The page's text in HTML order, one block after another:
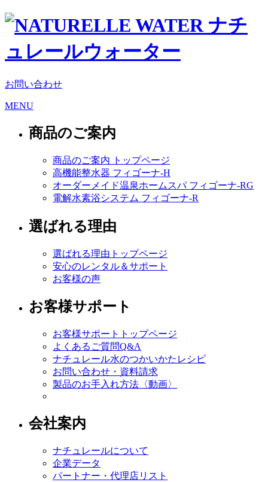
お問い合わせ
MENU
商品のご案内
商品のご案内 トップページ
高機能整水器 フィゴーナ-H
オーダーメイド温泉ホームスパ フィゴーナ-RG
電解水素浴システム フィゴーナ-R
選ばれる理由
選ばれる理由トップページ
安心のレンタル＆サポート
お客様の声
お客様サポート
お客様サポートトップページ
よくあるご質問Q&A
ナチュレール水のつかいかたレシピ
お問い合わせ・資料請求
製品のお手入れ方法〈動画〉
会社案内
ナチュレールについて
企業データ
パートナー・代理店リスト